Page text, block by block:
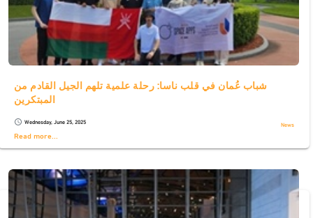
شباب عُمان في قلب ناسا: رحلة علمية تلهم الجيل القادم من
المبتكرين
schedule Wednesday, June 25, 2025 News
Read more...